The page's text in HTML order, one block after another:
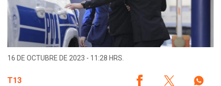
16 DE OCTUBRE DE 2023 - 11:28 HRS.
T13